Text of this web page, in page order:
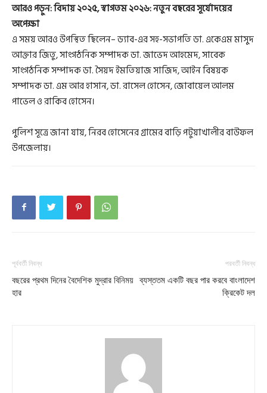
আরও পড়ুন:বিদায় ২০২৫, স্বাগতম ২০২৬: নতুন বছরের সূর্যোদয়ের
অপেক্ষা
এ সময় আরও উপস্থিত ছিলেন– ড্যাব-এর সহ-সভাপতি ডা. একেএম মাসুদ
আক্তার জিতু, সাংগঠনিক সম্পাদক ডা. জাভেদ আহমেদ, সাবেক
সাংগঠনিক সম্পাদক ডা. সৈয়দ ইমতিয়াজ সাজিদ, আইন বিষয়ক
সম্পাদক ডা. এম আর হাসান, ডা. রাসেল হোসেন, জোবায়েল আলম
পাভেল ও রাকিব হোসেন।
পুলিশ সূত্রে জানা যায়, নিরব হোসেনের গ্রামের বাড়ি পটুয়াখালীর বাউফল
উপজেলায়।
পূর্ববর্তী নিবন্ধ
বছরের প্রথম দিনের বৈদেশিক মুদ্রার বিনিময়
হার
পরবর্তী নিবন্ধ
ব্যস্ততম একটি বছর পার করবে বাংলাদেশ
ক্রিকেট দল